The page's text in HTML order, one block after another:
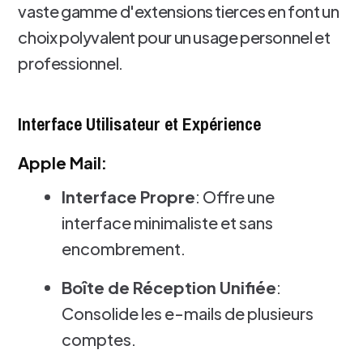
vaste gamme d'extensions tierces en font un
choix polyvalent pour un usage personnel et
professionnel.
Interface Utilisateur et Expérience
Apple Mail:
Interface Propre: Offre une
interface minimaliste et sans
encombrement.
Boîte de Réception Unifiée:
Consolide les e-mails de plusieurs
comptes.